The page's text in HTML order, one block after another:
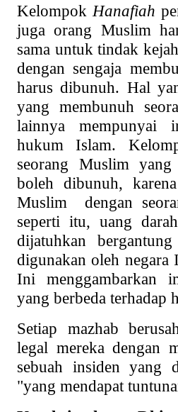
Kelompok Hanafiah
juga orang Muslim
sama untuk tindak
dengan sengaja
harus dibunuh. Hal
yang membunuh
lainnya mempunyai
hukum Islam.
seorang Muslim
boleh dibunuh,
Muslim dengan
seperti itu, uang
dijatuhkan
digunakan oleh negara
Ini menggambarkan
yang berbeda terhadap
Setiap mazhab
legal mereka dengan
sebuah insiden
"yang mendapat